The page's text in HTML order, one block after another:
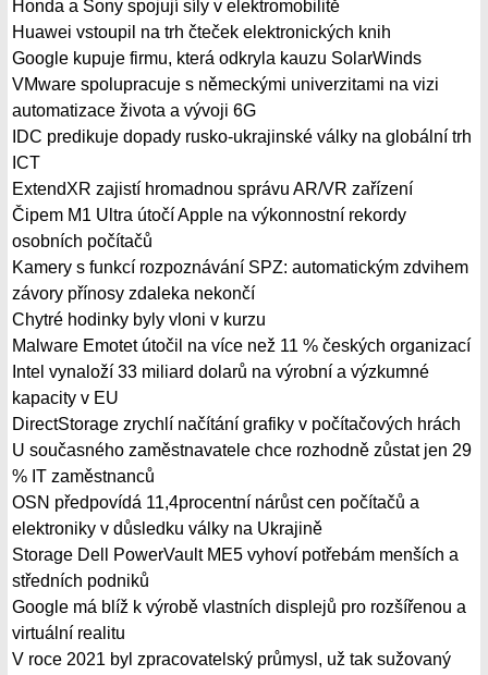
Honda a Sony spojují síly v elektromobilitě
Huawei vstoupil na trh čteček elektronických knih
Google kupuje firmu, která odkryla kauzu SolarWinds
VMware spolupracuje s německými univerzitami na vizi
automatizace života a vývoji 6G
IDC predikuje dopady rusko-ukrajinské války na globální trh
ICT
ExtendXR zajistí hromadnou správu AR/VR zařízení
Čipem M1 Ultra útočí Apple na výkonnostní rekordy
osobních počítačů
Kamery s funkcí rozpoznávání SPZ: automatickým zdvihem
závory přínosy zdaleka nekončí
Chytré hodinky byly vloni v kurzu
Malware Emotet útočil na více než 11 % českých organizací
Intel vynaloží 33 miliard dolarů na výrobní a výzkumné
kapacity v EU
DirectStorage zrychlí načítání grafiky v počítačových hrách
U současného zaměstnavatele chce rozhodně zůstat jen 29
% IT zaměstnanců
OSN předpovídá 11,4procentní nárůst cen počítačů a
elektroniky v důsledku války na Ukrajině
Storage Dell PowerVault ME5 vyhoví potřebám menších a
středních podniků
Google má blíž k výrobě vlastních displejů pro rozšířenou a
virtuální realitu
V roce 2021 byl zpracovatelský průmysl, už tak sužovaný